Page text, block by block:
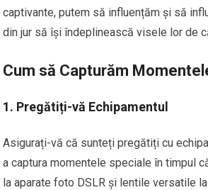
captivante, putem să influențăm și să
din jur să își îndeplinească visele lor de
Cum să Capturăm
1. Pregătiți-vă Echipamentul
Asigurați-vă că sunteți pregătiți cu
a captura momentele speciale în timpul
la aparate foto DSLR și lentile versatile